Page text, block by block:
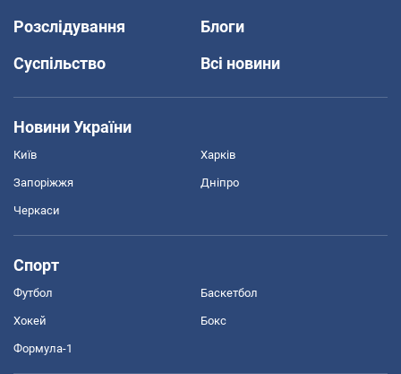
Розслідування
Блоги
Суспільство
Всі новини
Новини України
Київ Харків
Запоріжжя Дніпро
Черкаси
Спорт
Футбол Баскетбол
Хокей Бокс
Формула-1